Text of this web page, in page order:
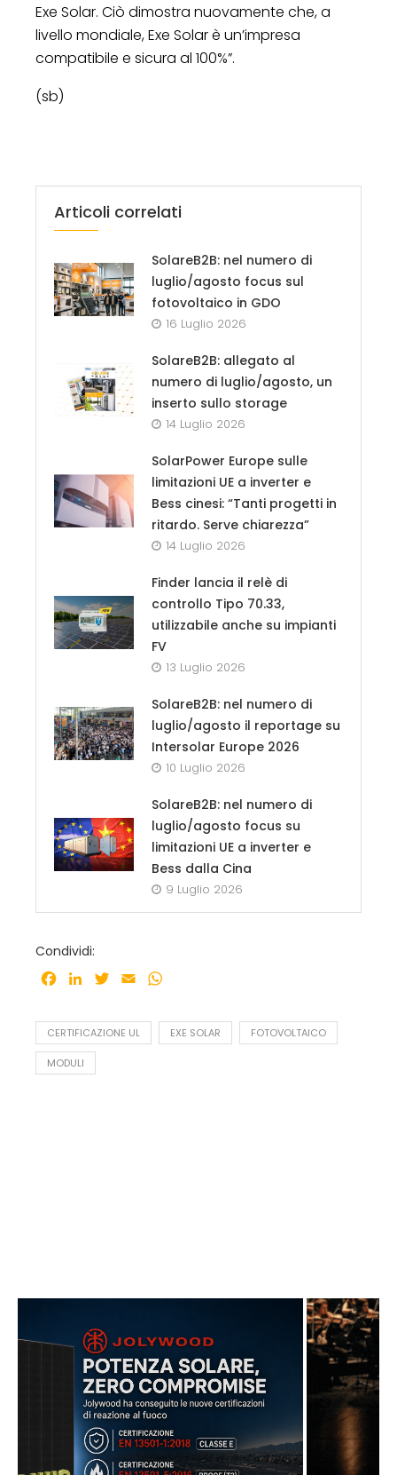
Exe Solar. Ciò dimostra nuovamente che, a
livello mondiale, Exe Solar è un’impresa
compatibile e sicura al 100%”.
(sb)
Articoli correlati
SolareB2B: nel numero di
luglio/agosto focus sul
fotovoltaico in GDO
16 Luglio 2026
SolareB2B: allegato al
numero di luglio/agosto, un
inserto sullo storage
14 Luglio 2026
SolarPower Europe sulle
limitazioni UE a inverter e
Bess cinesi: “Tanti progetti in
ritardo. Serve chiarezza”
14 Luglio 2026
Finder lancia il relè di
controllo Tipo 70.33,
utilizzabile anche su impianti
FV
13 Luglio 2026
SolareB2B: nel numero di
luglio/agosto il reportage su
Intersolar Europe 2026
10 Luglio 2026
SolareB2B: nel numero di
luglio/agosto focus su
limitazioni UE a inverter e
Bess dalla Cina
9 Luglio 2026
Condividi:
Facebook
LinkedInTwitter
Email
CERTIFICAZIONE UL EXE SOLAR FOTOVOLTAICO
MODULI